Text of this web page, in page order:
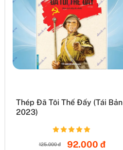
Thép Đã Tôi Thế Đấy (Tái Bản
2023)
125.000 đ 92.000 đ